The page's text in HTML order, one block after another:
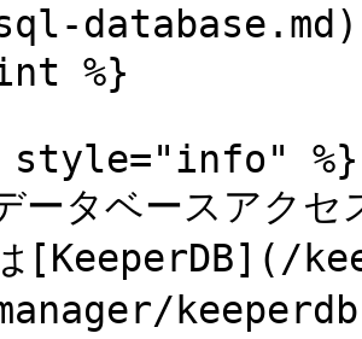
database.md)
%}
style="info" %}
ータベースアク
は[KeeperDB](/